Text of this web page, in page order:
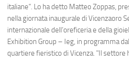
italiane”. Lo ha detto Matteo Zoppas,
nella giornata inaugurale di Vicenzaoro
internazionale dell’oreficeria e della
Exhibition Group – Ieg, in programma
quartiere fieristico di Vicenza. "Il settore